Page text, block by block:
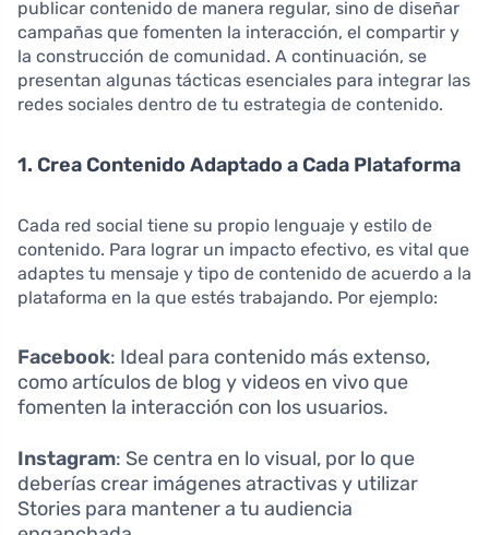
publicar contenido de manera regular, sino de diseñar
campañas que fomenten la interacción, el compartir y
la construcción de comunidad. A continuación, se
presentan algunas tácticas esenciales para integrar las
redes sociales dentro de tu estrategia de contenido.
1. Crea Contenido Adaptado a Cada Plataforma
Cada red social tiene su propio lenguaje y estilo de
contenido. Para lograr un impacto efectivo, es vital que
adaptes tu mensaje y tipo de contenido de acuerdo a la
plataforma en la que estés trabajando. Por ejemplo:
Facebook: Ideal para contenido más extenso,
como artículos de blog y videos en vivo que
fomenten la interacción con los usuarios.
Instagram: Se centra en lo visual, por lo que
deberías crear imágenes atractivas y utilizar
Stories para mantener a tu audiencia